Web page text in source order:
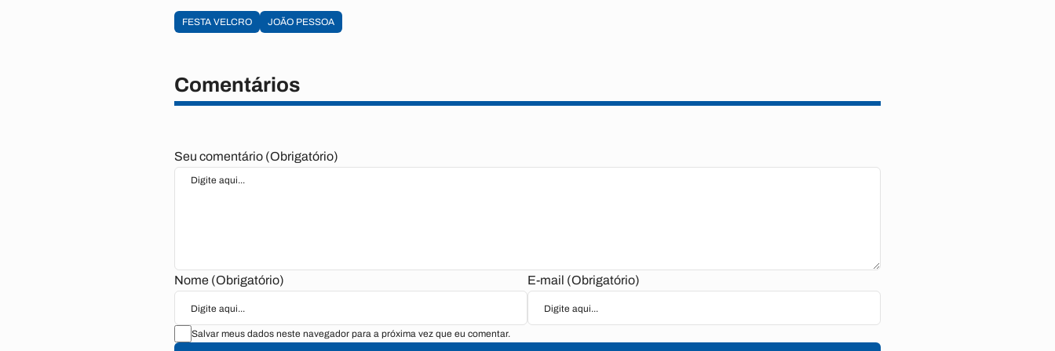
FESTA VELCRO JOÃO PESSOA
Comentários
Seu comentário (Obrigatório)
Nome (Obrigatório) E-mail (Obrigatório)
Salvar meus dados neste navegador para a próxima vez que eu comentar.